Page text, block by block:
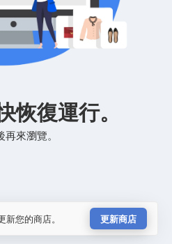
恢復運行。
再來瀏覽。
您的商店。 更新商店